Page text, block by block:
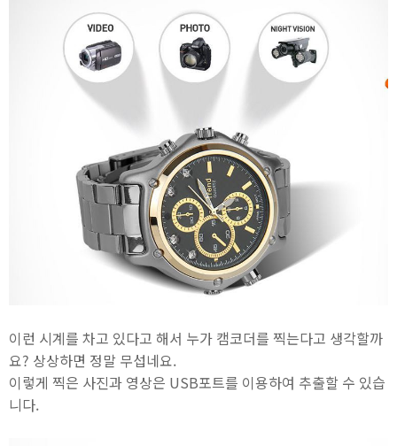
이런 시계를 차고 있다고 해서 누가 캠코더를 찍는다고 생각할까
요? 상상하면 정말 무섭네요.
이렇게 찍은 사진과 영상은 USB포트를 이용하여 추출할 수 있습
니다.